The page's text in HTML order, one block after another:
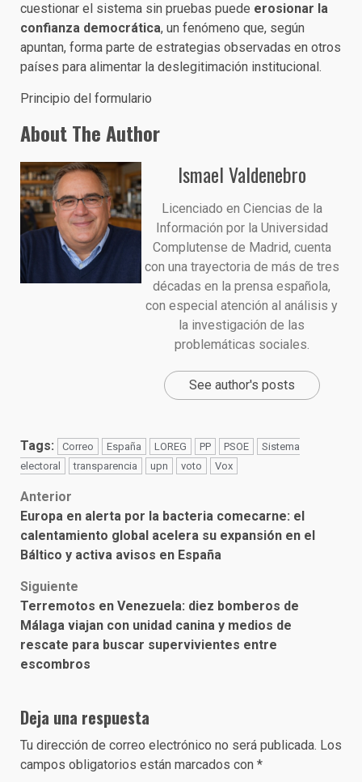
cuestionar el sistema sin pruebas puede erosionar la
confianza democrática, un fenómeno que, según
apuntan, forma parte de estrategias observadas en otros
países para alimentar la deslegitimación institucional.
Principio del formulario
About The Author
Ismael Valdenebro
Licenciado en Ciencias de la
Información por la Universidad
Complutense de Madrid, cuenta
con una trayectoria de más de tres
décadas en la prensa española,
con especial atención al análisis y
la investigación de las
problemáticas sociales.
See author's posts
Tags: Correo España LOREG PP PSOE
Sistema
electoral
transparencia upn voto Vox
Post
navigation
Anterior
Europa en alerta por la bacteria comecarne: el
calentamiento global acelera su expansión en el
Báltico y activa avisos en España
Siguiente
Terremotos en Venezuela: diez bomberos de
Málaga viajan con unidad canina y medios de
rescate para buscar supervivientes entre
escombros
Deja una respuesta
Tu dirección de correo electrónico no será publicada. Los
campos obligatorios están marcados con *